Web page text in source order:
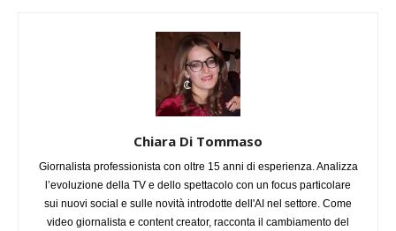
Chiara Di Tommaso
Giornalista professionista con oltre 15 anni di esperienza. Analizza
l’evoluzione della TV e dello spettacolo con un focus particolare
sui nuovi social e sulle novità introdotte dell'AI nel settore. Come
video giornalista e content creator, racconta il cambiamento del